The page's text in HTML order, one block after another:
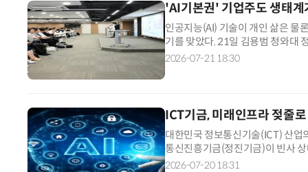
'AI기본권' 기업주도 생태계
인공지능(AI) 기술이 개인 삶은 물
기를 맞았다. 21일 김용범 청와대
로 보아야 한다”며 'AI 기본사회'를
2026-07-21 18:30
ICT기금, 미래인프라 젖줄
대한민국 정보통신기술(ICT) 산업
통신진흥기금(정진기금)이 빈사
으로 역대 최대치 기록을 갈아치
2026-07-20 18:31